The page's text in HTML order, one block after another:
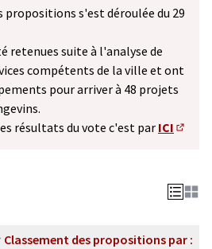
propositions s'est déroulée du 29
retenues suite à l'analyse de
compétents de la ville et ont
pour arriver à 48 projets
résultats du vote c'est par ICI
Classement des propositions par :